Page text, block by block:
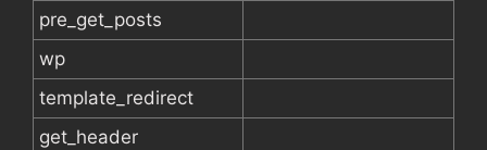
pre_get_posts
wp
template_redirect
get_header